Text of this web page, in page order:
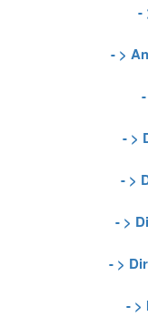
-
- >
- >
- >
- >
- >
- >